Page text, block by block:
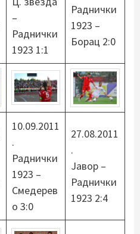
–
Раднички
1923 1:1
Раднички
1923 –
Борац 2:0
10.09.2011
.
Раднички
1923 –
Смедерев
о 3:0
27.08.2011
.
Јавор –
Раднички
1923 2:4